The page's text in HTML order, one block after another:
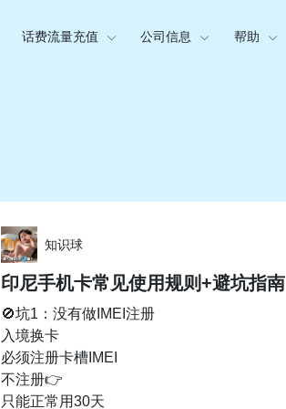
话费流量充值 公司信息 帮助
知识球
印尼手机卡常见使用规则+避坑指南
🚫坑1：没有做IMEI注册
入境换卡
必须注册卡槽IMEI
不注册👉
只能正常用30天